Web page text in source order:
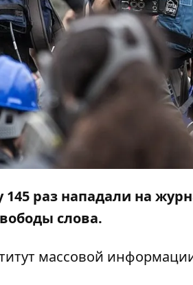
145 раз нападали на
слова.
массовой